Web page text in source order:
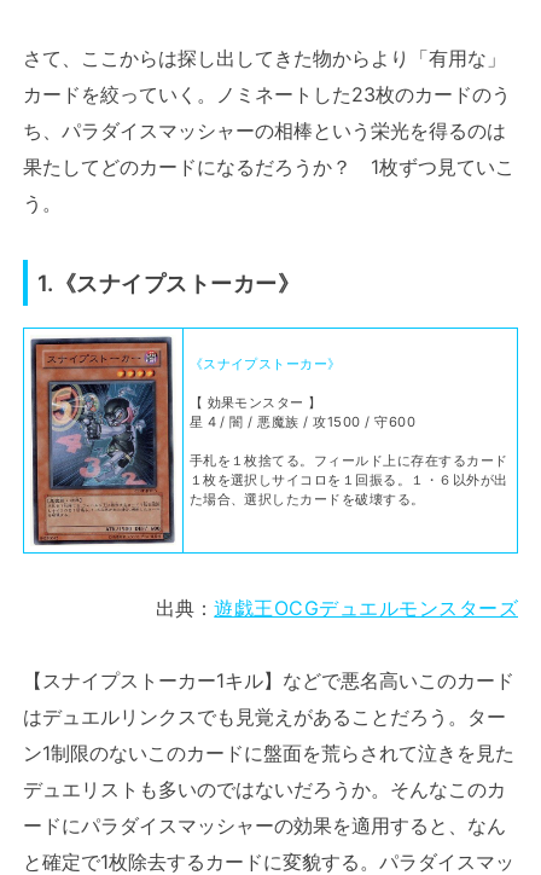
さて、ここからは探し出してきた物からより「有用な」
カードを絞っていく。ノミネートした23枚のカードのう
ち、パラダイスマッシャーの相棒という栄光を得るのは
果たしてどのカードになるだろうか？ 1枚ずつ見ていこ
う。
1.《スナイプストーカー》
《スナイプストーカー》
【 効果モンスター 】
星 4 / 闇 / 悪魔族 / 攻1500 / 守600
手札を１枚捨てる。フィールド上に存在するカード
１枚を選択しサイコロを１回振る。１・６以外が出
た場合、選択したカードを破壊する。
出典：遊戯王OCGデュエルモンスターズ
【スナイプストーカー1キル】などで悪名高いこのカード
はデュエルリンクスでも見覚えがあることだろう。ター
ン1制限のないこのカードに盤面を荒らされて泣きを見た
デュエリストも多いのではないだろうか。そんなこのカ
ードにパラダイスマッシャーの効果を適用すると、なん
と確定で1枚除去するカードに変貌する。パラダイスマッ